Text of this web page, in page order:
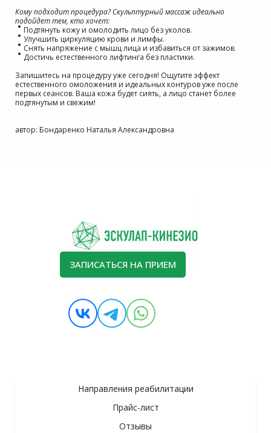
Кому подходит процедура? Скульптурный массаж идеально
подойдет тем, кто хочет:
Подтянуть кожу и омолодить лицо без уколов.
Улучшить циркуляцию крови и лимфы.
Снять напряжение с мышц лица и избавиться от зажимов.
Достичь естественного лифтинга без пластики.
Запишитесь на процедуру уже сегодня! Ощутите эффект
естественного омоложения и идеальных контуров уже после
первых сеансов. Ваша кожа будет сиять, а лицо станет более
подтянутым и свежим!
автор: Бондаренко Наталья Александровна
ЗАПИСАТЬСЯ НА ПРИЕМ
Направления реабилитации
Прайс-лист
Отзывы